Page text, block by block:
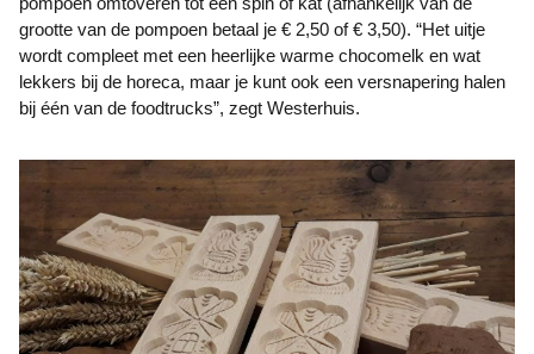
grootte van de pompoen betaal je € 2,50 of € 3,50). “Het uitje
wordt compleet met een heerlijke warme chocomelk en wat
lekkers bij de horeca, maar je kunt ook een versnapering halen
bij één van de foodtrucks”, zegt Westerhuis.